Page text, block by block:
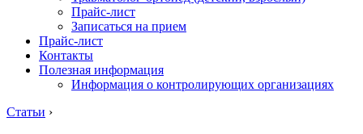
Прайс-лист
Записаться на прием
Прайс-лист
Контакты
Полезная информация
Информация о контролирующих организациях
Статьи ›